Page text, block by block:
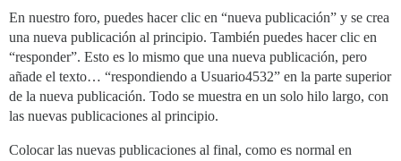
En nuestro foro, puedes hacer clic en “nueva publicación” y se crea
una nueva publicación al principio. También puedes hacer clic en
“responder”. Esto es lo mismo que una nueva publicación, pero
añade el texto… “respondiendo a Usuario4532” en la parte superior
de la nueva publicación. Todo se muestra en un solo hilo largo, con
las nuevas publicaciones al principio.
Colocar las nuevas publicaciones al final, como es normal en